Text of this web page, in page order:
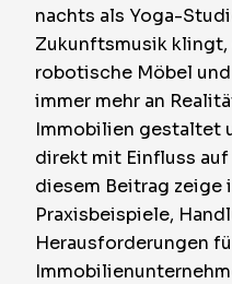
nachts als Yoga-
Zukunftsmusik
robotische Möbel
immer mehr an
Immobilien gestaltet
direkt mit Einfluss
diesem Beitrag zeige
Praxisbeispiele,
Herausforderungen